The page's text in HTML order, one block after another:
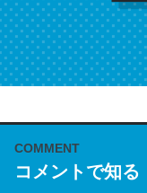
COMMENT
コメントで知る
これは名文。彼は
う。英語少しでも